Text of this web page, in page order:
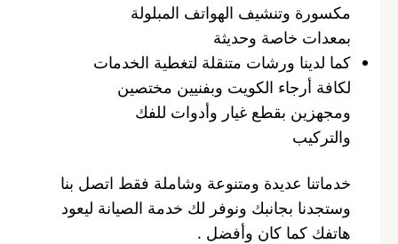
مكسورة وتنشيف الهواتف المبلولة
بمعدات خاصة وحديثة
كما لدينا ورشات متنقلة لتغطية الخدمات
لكافة أرجاء الكويت وبفنيين مختصين
ومجهزين بقطع غيار وأدوات للفك
والتركيب
خدماتنا عديدة ومتنوعة وشاملة فقط اتصل بنا
وستجدنا بجانبك ونوفر لك خدمة الصيانة ليعود
هاتفك كما كان وأفضل .